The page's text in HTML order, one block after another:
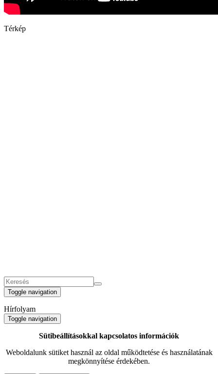
Térkép
Toggle navigation
Hírfolyam
Toggle navigation
Sütibeállításokkal kapcsolatos információk
Weboldalunk sütiket használ az oldal működtetése és használatának
megkönnyítése érdekében.